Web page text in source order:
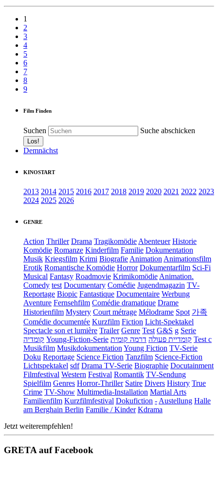
1
2
3
4
5
6
7
8
9
Film Finden
Suchen Suche abschicken
Demnächst
KINOSTART
2013 2014 2015 2016 2017 2018 2019 2020 2021 2022 2023
2024 2025 2026
GENRE
Action Thriller Drama Tragikomödie Abenteuer Historie
Komödie Romanze Kinderfilm Familie Dokumentation
Musik Kriegsfilm Krimi Biografie Animation Animationsfilm
Erotik Romantische Komödie Horror Dokumentarfilm Sci-Fi
Musical Fantasy Roadmovie Krimikomödie Animation.
Comedy test Documentary Comédie Jugendmagazin TV-
Reportage Biopic Fantastique Documentaire Werbung
Aventure Fernsehfilm Comédie dramatique Drame
Historienfilm Mystery Court métrage Mélodrame Spot 가족
Comédie documentée Kurzfilm Fiction Licht-Spektakel
Spectacle son et lumière Trailer Genre Test G&S g Serie
קומדיה Young-Fiction-Serie קומדיית פעולה דרמה קומית
Test c
Musikfilm Musikdokumentation Young Fiction TV-Serie
Doku Reportage Science Fiction Tanzfilm Science-Fiction
Lichtspektakel sdf Drama TV-Serie Biographie Docutainment
Filmfestival Western Festival Romantik TV-Sendung
Spielfilm Genres Horror-Thriller Satire Divers History True
Crime TV-Show Multimedia-Installation Martial Arts
Familienfilm Kurzfilmfestival Dokufiction - Austellung Halle
am Berghain Berlin Familie / Kinder Kdrama
Jetzt weiterempfehlen!
GRETA auf Facebook